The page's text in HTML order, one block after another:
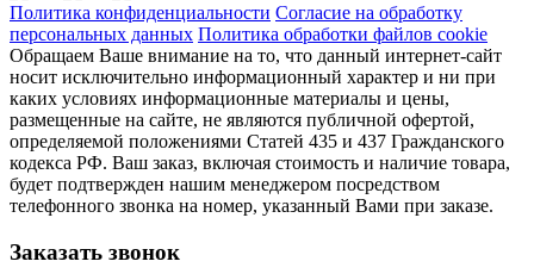
Политика конфиденциальности Согласие на обработку
персональных данных Политика обработки файлов cookie
Обращаем Ваше внимание на то, что данный интернет-сайт
носит исключительно информационный характер и ни при
каких условиях информационные материалы и цены,
размещенные на сайте, не являются публичной офертой,
определяемой положениями Статей 435 и 437 Гражданского
кодекса РФ. Ваш заказ, включая стоимость и наличие товара,
будет подтвержден нашим менеджером посредством
телефонного звонка на номер, указанный Вами при заказе.
Заказать звонок